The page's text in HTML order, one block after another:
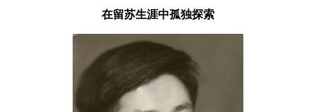
在留苏生涯中孤独探索